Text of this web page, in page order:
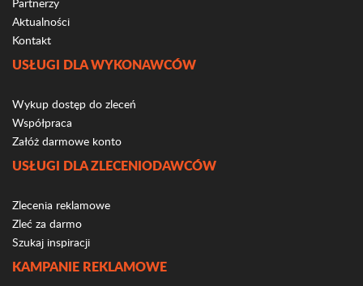
Aktualności
Kontakt
USŁUGI DLA WYKONAWCÓW
Wykup dostęp do zleceń
Współpraca
Załóż darmowe konto
USŁUGI DLA ZLECENIODAWCÓW
Zlecenia reklamowe
Zleć za darmo
Szukaj inspiracji
KAMPANIE REKLAMOWE